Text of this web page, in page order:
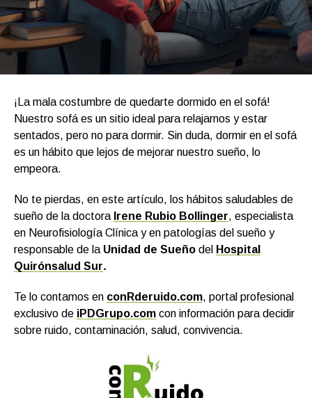
¡La mala costumbre de quedarte dormido en el sofá!
Nuestro sofá es un sitio ideal para relajarnos y estar
sentados, pero no para dormir. Sin duda, dormir en el sofá
es un hábito que lejos de mejorar nuestro sueño, lo
empeora.
No te pierdas, en este artículo, los hábitos saludables de
sueño de la doctora Irene Rubio Bollinger, especialista
en Neurofisiología Clínica y en patologías del sueño y
responsable de la Unidad de Sueño del Hospital
Quirónsalud Sur.
Te lo contamos en conRderuido.com, portal profesional
exclusivo de iPDGrupo.com con información para decidir
sobre ruido, contaminación, salud, convivencia.